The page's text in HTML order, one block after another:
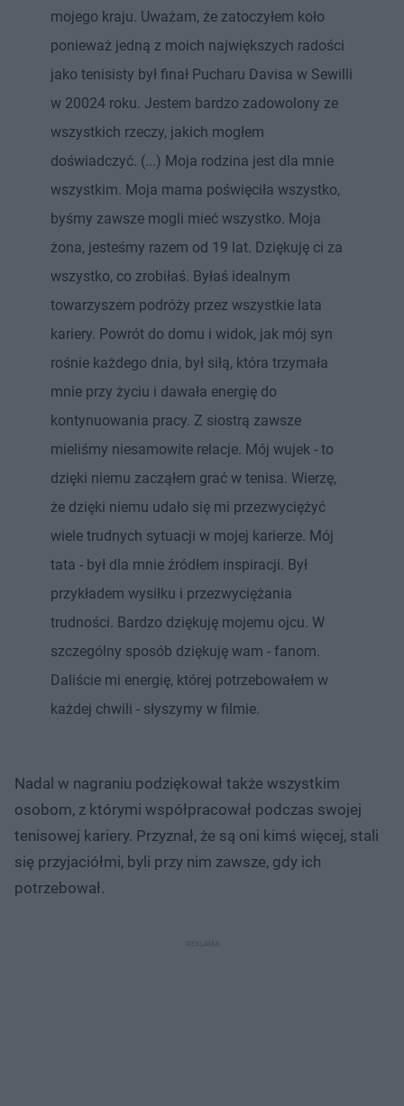
mojego kraju. Uważam, że zatoczyłem koło
ponieważ jedną z moich największych radości
jako tenisisty był finał Pucharu Davisa w Sewilli
w 20024 roku. Jestem bardzo zadowolony ze
wszystkich rzeczy, jakich mogłem
doświadczyć. (...) Moja rodzina jest dla mnie
wszystkim. Moja mama poświęciła wszystko,
byśmy zawsze mogli mieć wszystko. Moja
żona, jesteśmy razem od 19 lat. Dziękuję ci za
wszystko, co zrobiłaś. Byłaś idealnym
towarzyszem podróży przez wszystkie lata
kariery. Powrót do domu i widok, jak mój syn
rośnie każdego dnia, był siłą, która trzymała
mnie przy życiu i dawała energię do
kontynuowania pracy. Z siostrą zawsze
mieliśmy niesamowite relacje. Mój wujek - to
dzięki niemu zacząłem grać w tenisa. Wierzę,
że dzięki niemu udało się mi przezwyciężyć
wiele trudnych sytuacji w mojej karierze. Mój
tata - był dla mnie źródłem inspiracji. Był
przykładem wysiłku i przezwyciężania
trudności. Bardzo dziękuję mojemu ojcu. W
szczególny sposób dziękuję wam - fanom.
Daliście mi energię, której potrzebowałem w
każdej chwili - słyszymy w filmie.
Nadal w nagraniu podziękował także wszystkim
osobom, z którymi współpracował podczas swojej
tenisowej kariery. Przyznał, że są oni kimś więcej, stali
się przyjaciółmi, byli przy nim zawsze, gdy ich
potrzebował.